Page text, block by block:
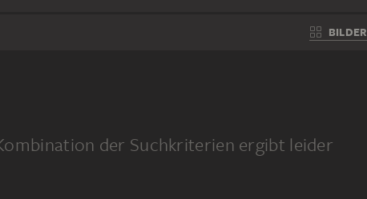
BILDER
der Suchkriterien ergibt leider